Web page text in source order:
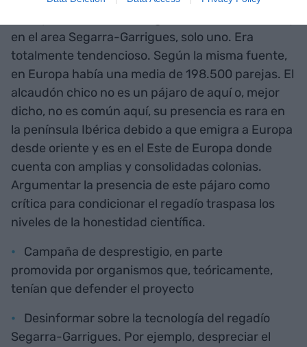
en el area Segarra-Garrigues, solo uno. Era
totalmente tendencioso. Según la misma fuente,
en Europa había una media de 198.500 parejas. El
alcaudón chico no es un pájaro de aquí o, mejor
dicho, no es común aquí, su presencia es rara en
la península Ibérica debido a que emigra a Europa
desde oriente y es en el Este de Europa donde
cuenta con amplias y consolidadas colonias.
Argumentar la presencia de este pájaro como
crítica para condicionar el regadío traspasa los
niveles de la honestidad científica.
Campaña de desprestigio, en parte
promovida por organismos que, teóricamente,
tenían que defender el proyecto
Desinformar sobre la tecnología del regadío
Segarra-Garrigues. Por ejemplo, despreciar el